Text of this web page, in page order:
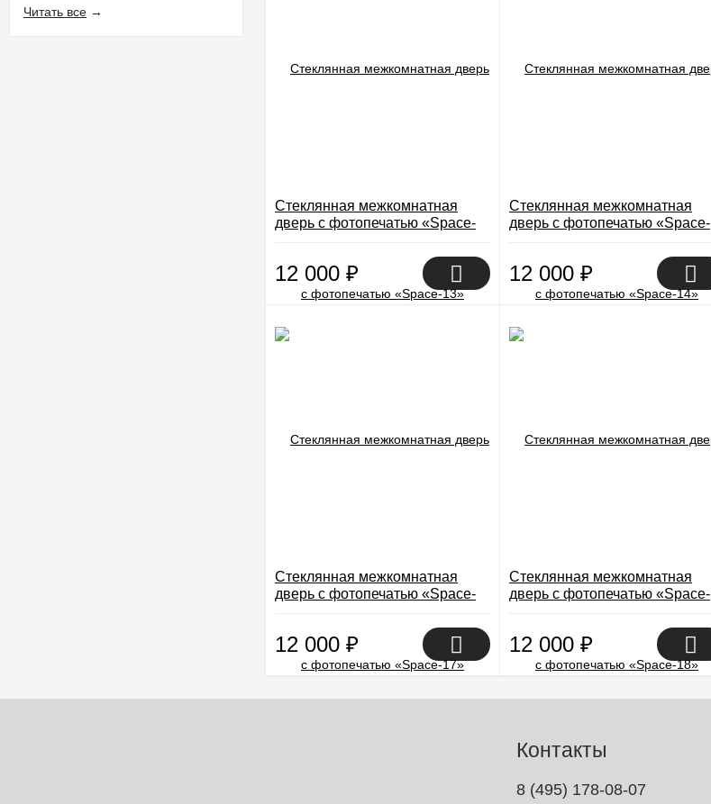
Читать все →
Стеклянная межкомнатная
дверь с фотопечатью «Space-
12 000 ₽
Стеклянная межкомнатная
дверь с фотопечатью «Space-
12 000 ₽
Стеклянная межкомнатная
дверь с фотопечатью «Space-
12 000 ₽
Стеклянная межкомнатная
дверь с фотопечатью «Space-
12 000 ₽
Контакты
8 (495) 178-08-07